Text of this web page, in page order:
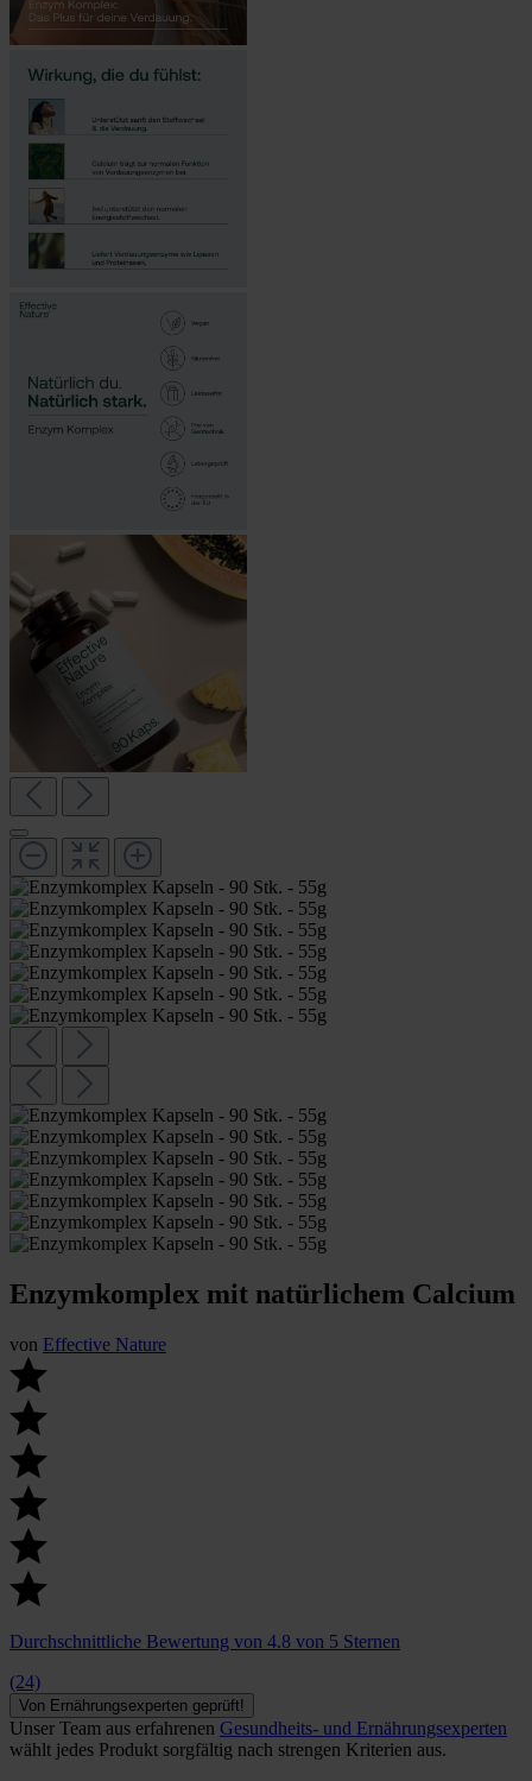
Enzymkomplex mit natürlichem Calcium
von Effective Nature
Durchschnittliche Bewertung von 4.8 von 5 Sternen
(24)
Von Ernährungsexperten geprüft!
Unser Team aus erfahrenen Gesundheits- und Ernährungsexperten
wählt jedes Produkt sorgfältig nach strengen Kriterien aus.